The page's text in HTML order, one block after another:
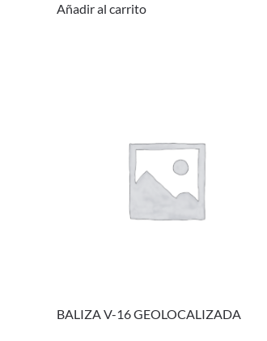
Añadir al carrito
BALIZA V-16 GEOLOCALIZADA